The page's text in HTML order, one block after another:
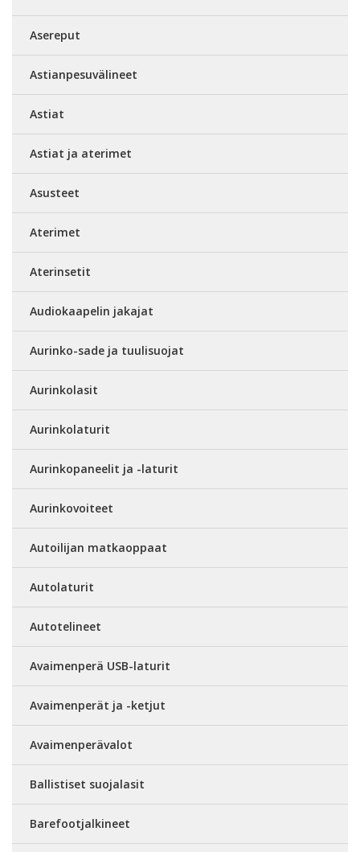
Asereput
Astianpesuvälineet
Astiat
Astiat ja aterimet
Asusteet
Aterimet
Aterinsetit
Audiokaapelin jakajat
Aurinko-sade ja tuulisuojat
Aurinkolasit
Aurinkolaturit
Aurinkopaneelit ja -laturit
Aurinkovoiteet
Autoilijan matkaoppaat
Autolaturit
Autotelineet
Avaimenperä USB-laturit
Avaimenperät ja -ketjut
Avaimenperävalot
Ballistiset suojalasit
Barefootjalkineet